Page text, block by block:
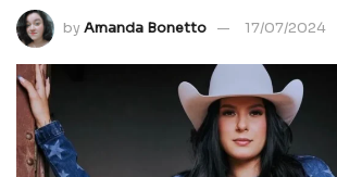
byAmanda Bonetto 17/07/2024